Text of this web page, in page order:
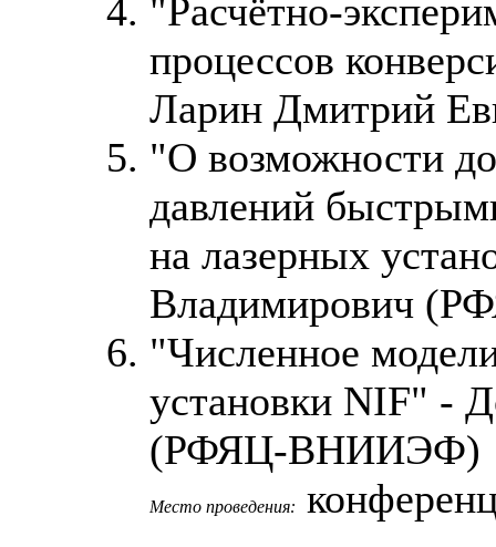
"Расчётно-
процессов
Ларин Дмитрий
"О возможности
давлений
на лазерных
Владимирович
"Численное
установки NIF" -
(РФЯЦ-ВНИИЭФ)
Место проведения: